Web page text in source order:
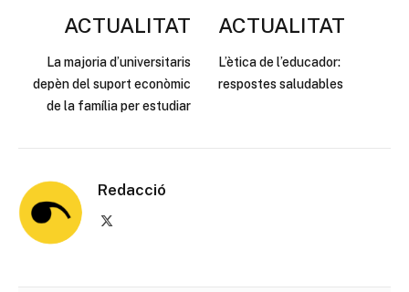
ACTUALITAT
La majoria d’universitaris
depèn del suport econòmic
de la família per estudiar
ACTUALITAT
L’ètica de l’educador:
respostes saludables
Redacció